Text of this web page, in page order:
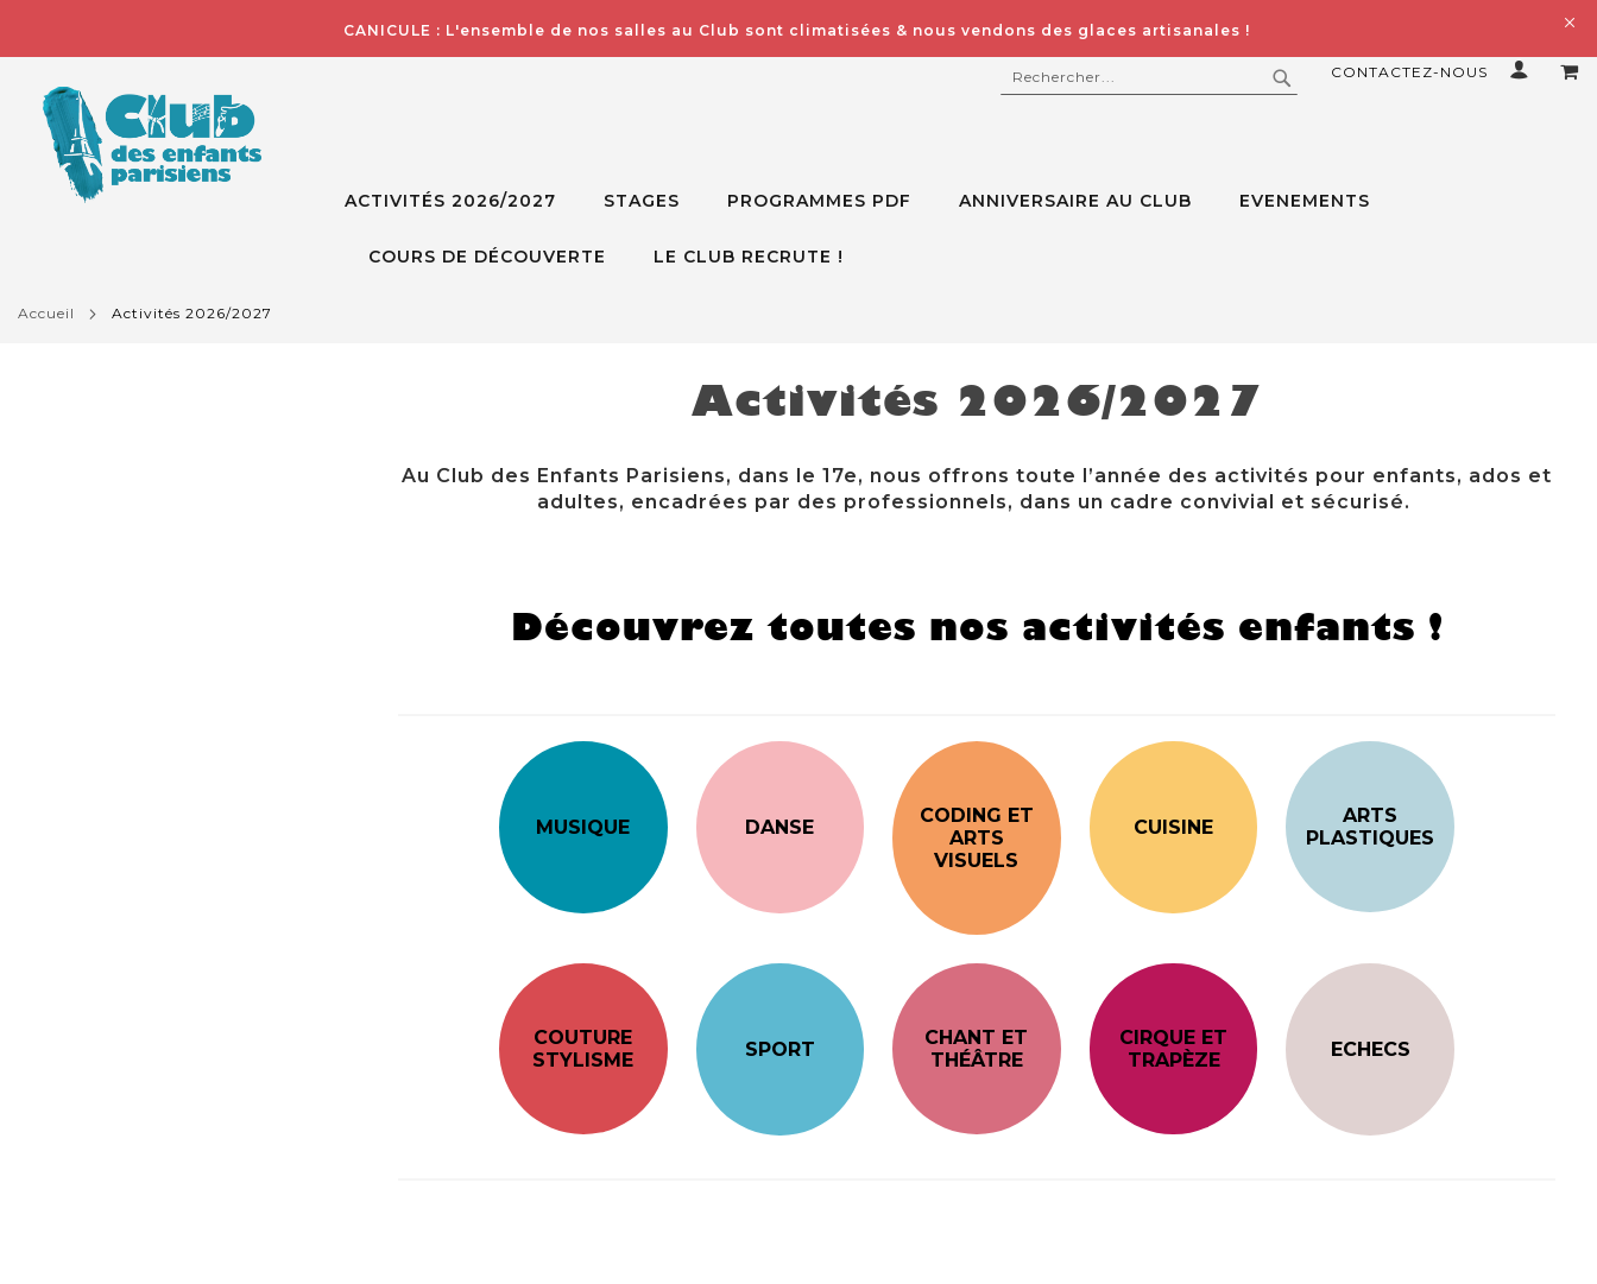
CANICULE : L'ensemble de nos salles au Club sont climatisées & nous vendons des glaces artisanales !
CONTACTEZ-NOUS
RECHERCHER
ACTIVITÉS 2026/2027 STAGES PROGRAMMES PDF ANNIVERSAIRE AU CLUB EVENEMENTS
COURS DE DÉCOUVERTE LE CLUB RECRUTE !
accueil activités 2026/2027
Activités 2026/2027
Au Club des Enfants Parisiens, dans le 17e, nous offrons toute l’année des activités pour enfants, ados et
adultes, encadrées par des professionnels, dans un cadre convivial et sécurisé.
Découvrez toutes nos activités enfants !
MUSIQUE DANSE
CODING ET
ARTS
VISUELS
CUISINE
ARTS
PLASTIQUES
COUTURE
STYLISME
SPORT
CHANT ET
THÉÂTRE
CIRQUE ET
TRAPÈZE
ECHECS